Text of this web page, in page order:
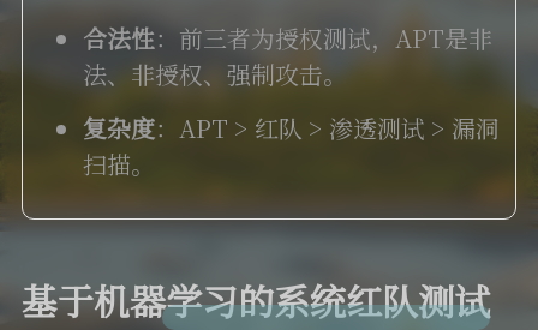
合法性：前三者为授权测试，APT是非
法、非授权、强制攻击。
复杂度：APT > 红队 > 渗透测试 > 漏洞
扫描。
基于机器学习的系统红队测试